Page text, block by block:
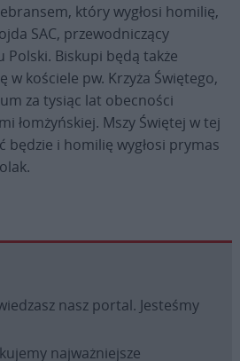
który wygłosi homilię,
SAC, przewodniczący
Biskupi będą także
w kościele pw. Krzyża Świętego,
za tysiąc lat obecności
łomżyńskiej. Mszy Świętej w tej
będzie i homilię wygłosi prymas
nasz portal. Jesteśmy
najważniejsze